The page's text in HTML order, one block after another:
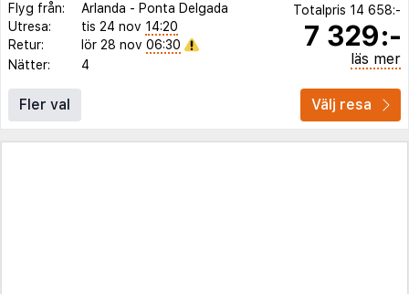
Flyg från:
Arlanda - Ponta Delgada
Utresa:
tis 24 nov 14:20
Retur:
lör 28 nov 06:30
Nätter:
4
Totalpris 14 658:-
7 329:-
läs mer
Fler val Välj resa